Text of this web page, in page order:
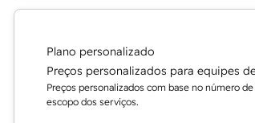
Plano personalizado
Preços personalizados para equipes
Preços personalizados com base no número
escopo dos serviços.